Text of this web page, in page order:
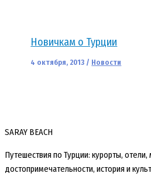
Новичкам о Турции
4 октября, 2013 / Новости
SARAY BEACH
Путешествия по Турции: курорты,
достопримечательности, история и